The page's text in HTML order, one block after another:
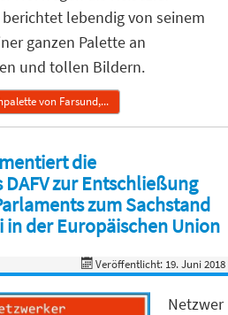
lebendig von seinem
ganzen Palette an
und tollen Bildern.
von Farsund,...
die
zur Entschließung
zum Sachstand
in der Europäischen Union
Veröffentlicht: 19. Juni 2018
Netzwer